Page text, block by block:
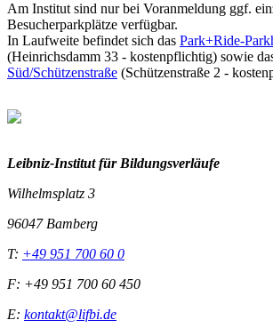
Am Institut sind nur bei Voranmeldung ggf.
Besucherparkplätze verfügbar.
In Laufweite befindet sich das Park+Ride-
(Heinrichsdamm 33 - kostenpflichtig) sowie
Süd/Schützenstraße (Schützenstraße 2 -
Leibniz-Institut für Bildungsverläufe
Wilhelmsplatz 3
96047 Bamberg
T: +49 951 700 60 0
F: +49 951 700 60 450
E: kontakt@lifbi.de